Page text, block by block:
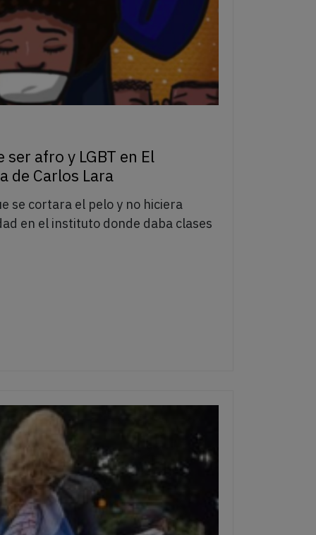
afro y LGBT en El
de Carlos Lara
se cortara el pelo y no hiciera
en el instituto donde daba clases